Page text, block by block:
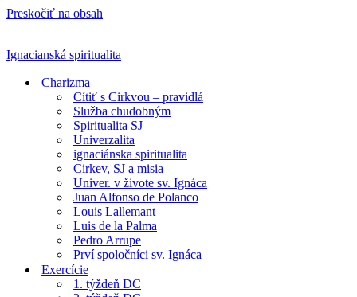
Preskočiť na obsah
Ignacianská spiritualita
Charizma
Cítiť s Cirkvou – pravidlá
Služba chudobným
Spiritualita SJ
Univerzalita
ignaciánska spiritualita
Cirkev, SJ a misia
Univer. v živote sv. Ignáca
Juan Alfonso de Polanco
Louis Lallemant
Luis de la Palma
Pedro Arrupe
Prví spoločníci sv. Ignáca
Exercície
1. týždeň DC